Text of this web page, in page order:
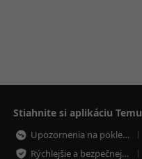
Stiahnite si aplikáciu Temu
Upozornenia na poklesy cien
Rýchlejšie a bezpečnejšie platby